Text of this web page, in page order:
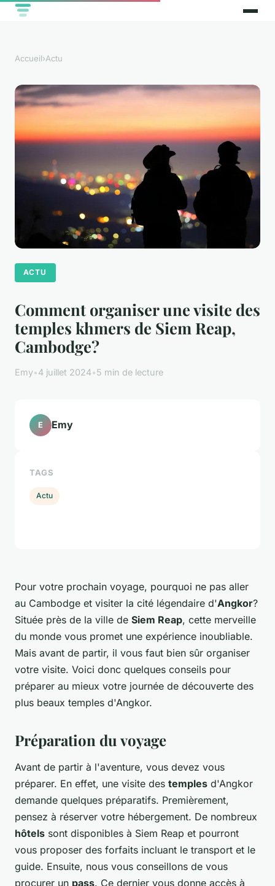
Accueil›Actu
ACTU
Comment organiser une visite des
temples khmers de Siem Reap,
Cambodge?
Emy•4 juillet 2024•5 min de lecture
Pour votre prochain voyage, pourquoi ne pas aller
au Cambodge et visiter la cité légendaire d'Angkor?
Située près de la ville de Siem Reap, cette merveille
du monde vous promet une expérience inoubliable.
Mais avant de partir, il vous faut bien sûr organiser
votre visite. Voici donc quelques conseils pour
préparer au mieux votre journée de découverte des
plus beaux temples d'Angkor.
Préparation du voyage
Avant de partir à l'aventure, vous devez vous
préparer. En effet, une visite des temples d'Angkor
demande quelques préparatifs. Premièrement,
pensez à réserver votre hébergement. De nombreux
hôtels sont disponibles à Siem Reap et pourront
vous proposer des forfaits incluant le transport et le
guide. Ensuite, nous vous conseillons de vous
procurer un pass. Ce dernier vous donne accès à
E Emy
TAGS
Actu